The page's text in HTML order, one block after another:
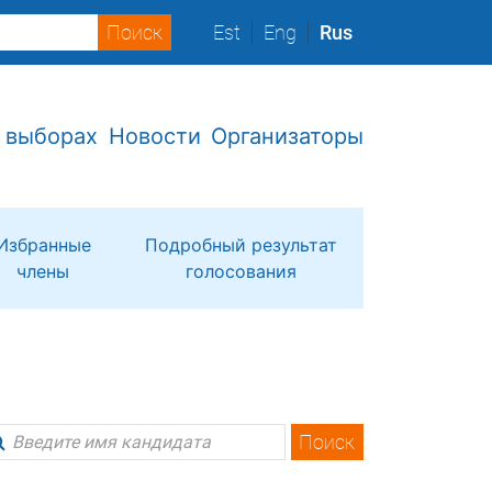
Est Eng Rus
Новости Организаторы
члены
Подробный результат
голосования
Поиск